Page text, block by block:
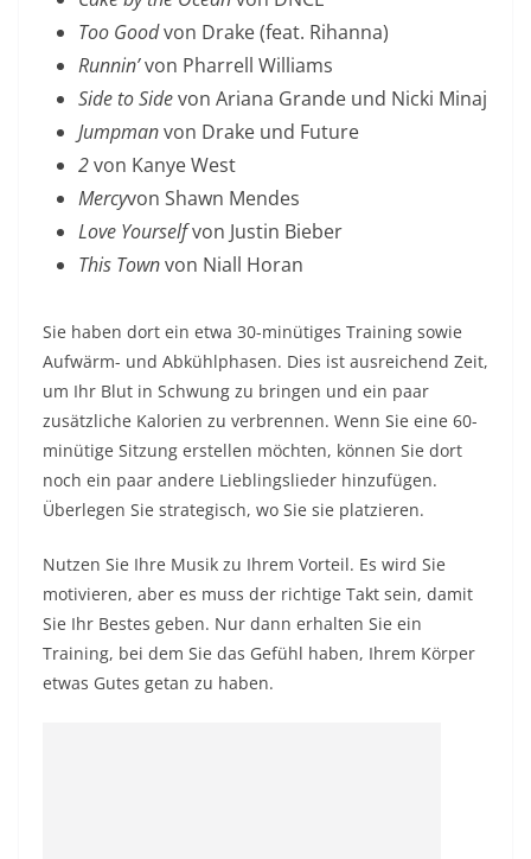
Too Goodvon Drake (feat. Rihanna)
Runnin’von Pharrell Williams
Side to Sidevon Ariana Grande und Nicki Minaj
Jumpmanvon Drake und Future
2von Kanye West
Mercyvon Shawn Mendes
Love Yourselfvon Justin Bieber
This Townvon Niall Horan
Sie haben dort ein etwa 30-minütiges Training sowie
Aufwärm- und Abkühlphasen. Dies ist ausreichend Zeit,
um Ihr Blut in Schwung zu bringen und ein paar
zusätzliche Kalorien zu verbrennen. Wenn Sie eine 60-
minütige Sitzung erstellen möchten, können Sie dort
noch ein paar andere Lieblingslieder hinzufügen.
Überlegen Sie strategisch, wo Sie sie platzieren.
Nutzen Sie Ihre Musik zu Ihrem Vorteil. Es wird Sie
motivieren, aber es muss der richtige Takt sein, damit
Sie Ihr Bestes geben. Nur dann erhalten Sie ein
Training, bei dem Sie das Gefühl haben, Ihrem Körper
etwas Gutes getan zu haben.